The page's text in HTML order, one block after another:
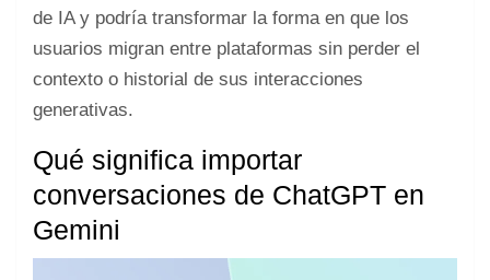
de IA y podría transformar la forma en que los
usuarios migran entre plataformas sin perder el
contexto o historial de sus interacciones
generativas.
Qué significa importar
conversaciones de ChatGPT en
Gemini